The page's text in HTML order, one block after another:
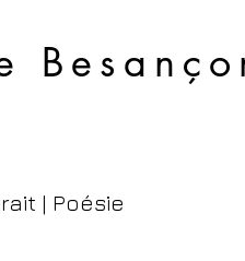
| Poésie